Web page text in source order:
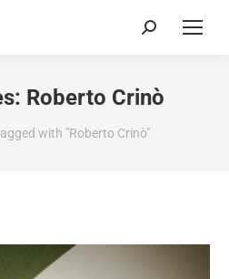
Roberto Crinò
with "Roberto Crinò"